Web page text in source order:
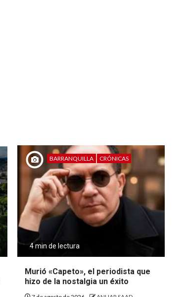
BARRANQUILLA CRÓNICAS
4 min de lectura
Murió «Capeto», el periodista que
hizo de la nostalgia un éxito